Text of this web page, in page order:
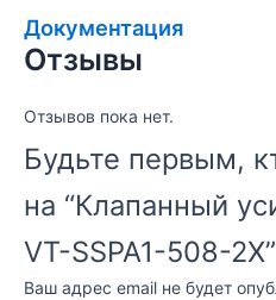
Документация
Отзывы
Отзывов пока нет.
Будьте первым,
на “Клапанный
VT-SSPA1-508-2X”
Ваш адрес email не будет